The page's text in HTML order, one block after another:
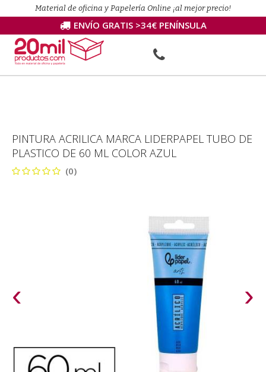
Material de oficina y Papelería Online ¡al mejor precio!
ENVÍO GRATIS >34€ PENÍNSULA
PINTURA ACRILICA MARCA LIDERPAPEL TUBO DE
PLASTICO DE 60 ML COLOR AZUL
(0)
‹ ›